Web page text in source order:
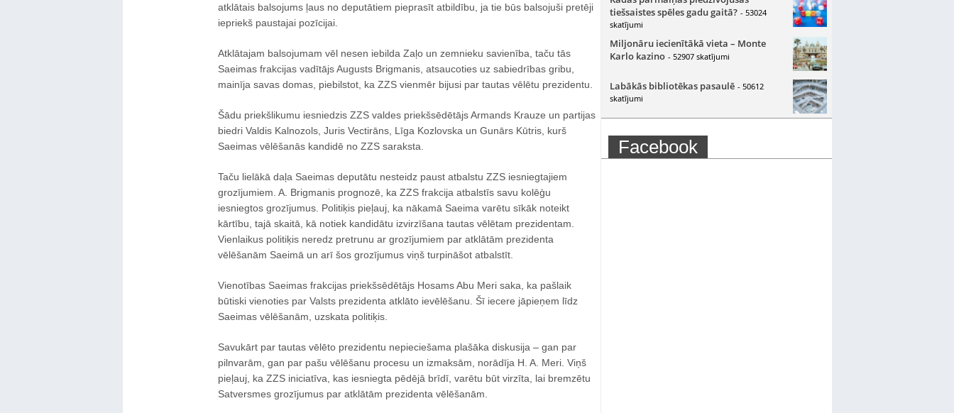
atklātais balsojums ļaus no deputātiem pieprasīt atbildību, ja tie būs balsojuši pretēji
iepriekš paustajai pozīcijai.
Atklātajam balsojumam vēl nesen iebilda Zaļo un zemnieku savienība, taču tās
Saeimas frakcijas vadītājs Augusts Brigmanis, atsaucoties uz sabiedrības gribu,
mainīja savas domas, piebilstot, ka ZZS vienmēr bijusi par tautas vēlētu prezidentu.
Šādu priekšlikumu iesniedzis ZZS valdes priekšsēdētājs Armands Krauze un partijas
biedri Valdis Kalnozols, Juris Vectirāns, Līga Kozlovska un Gunārs Kūtris, kurš
Saeimas vēlēšanās kandidē no ZZS saraksta.
Taču lielākā daļa Saeimas deputātu nesteidz paust atbalstu ZZS iesniegtajiem
grozījumiem. A. Brigmanis prognozē, ka ZZS frakcija atbalstīs savu kolēģu
iesniegtos grozījumus. Politiķis pieļauj, ka nākamā Saeima varētu sīkāk noteikt
kārtību, tajā skaitā, kā notiek kandidātu izvirzīšana tautas vēlētam prezidentam.
Vienlaikus politiķis neredz pretrunu ar grozījumiem par atklātām prezidenta
vēlēšanām Saeimā un arī šos grozījumus viņš turpināšot atbalstīt.
Vienotības Saeimas frakcijas priekšsēdētājs Hosams Abu Meri saka, ka pašlaik
būtiski vienoties par Valsts prezidenta atklāto ievēlēšanu. Šī iecere jāpieņem līdz
Saeimas vēlēšanām, uzskata politiķis.
Savukārt par tautas vēlēto prezidentu nepieciešama plašāka diskusija – gan par
pilnvarām, gan par pašu vēlēšanu procesu un izmaksām, norādīja H. A. Meri. Viņš
pieļauj, ka ZZS iniciatīva, kas iesniegta pēdējā brīdī, varētu būt virzīta, lai bremzētu
Satversmes grozījumus par atklātām prezidenta vēlēšanām.
tiešsaistes spēles gadu gaitā? - 53024
skatījumi
Miljonāru iecienītākā vieta – Monte
Karlo kazino - 52907 skatījumi
Labākās bibliotēkas pasaulē - 50612
skatījumi
Facebook